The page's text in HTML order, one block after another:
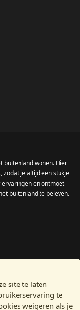
buitenland wonen. Hier
zodat je altijd een stukje
ervaringen en ontmoet
buitenland te beleven.
site te laten
te
weigeren als je